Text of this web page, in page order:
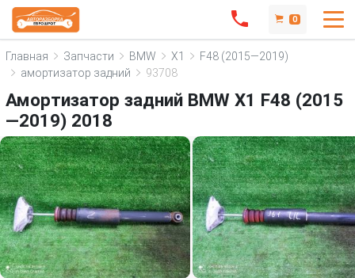
0
Главная Запчасти BMW X1
F48 (2015—2019)
амортизатор задний
93708
Амортизатор задний BMW X1 F48 (2015
—2019) 2018